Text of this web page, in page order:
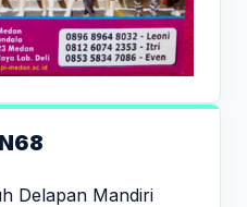
Delapan Mandiri